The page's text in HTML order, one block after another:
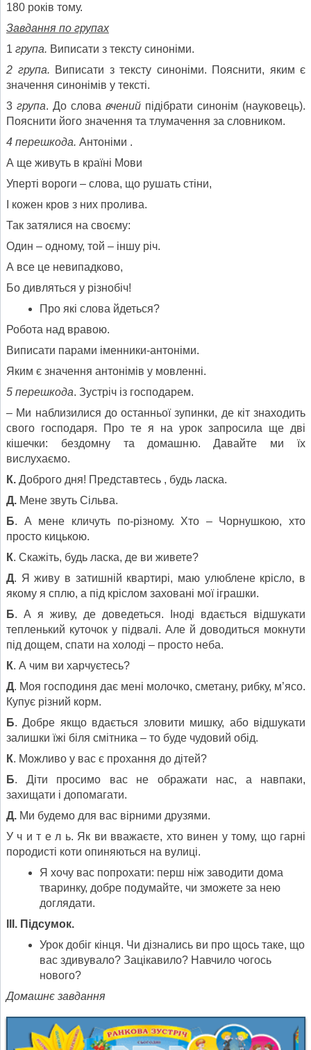
180 років тому.
Завдання по групах
1 група. Виписати з тексту синоніми.
2 група. Виписати з тексту синоніми. Пояснити, яким є
значення синонімів у тексті.
3 група. До слова вчений підібрати синонім (науковець).
Пояснити його значення та тлумачення за словником.
4 перешкода. Антоніми .
А ще живуть в країні Мови
Уперті вороги – слова, що рушать стіни,
І кожен кров з них пролива.
Так затялися на своєму:
Один – одному, той – іншу річ.
А все це невипадково,
Бо дивляться у різнобіч!
Про які слова йдеться?
Робота над вравою.
Виписати парами іменники-антоніми.
Яким є значення антонімів у мовленні.
5 перешкода. Зустріч із господарем.
– Ми наблизилися до останньої зупинки, де кіт знаходить
свого господаря. Про те я на урок запросила ще дві
кішечки: бездомну та домашню. Давайте ми їх
вислухаємо.
К. Доброго дня! Представтесь , будь ласка.
Д. Мене звуть Сільва.
Б. А мене кличуть по-різному. Хто – Чорнушкою, хто
просто кицькою.
К. Скажіть, будь ласка, де ви живете?
Д. Я живу в затишній квартирі, маю улюблене крісло, в
якому я сплю, а під кріслом заховані мої іграшки.
Б. А я живу, де доведеться. Іноді вдається відшукати
тепленький куточок у підвалі. Але й доводиться мокнути
під дощем, спати на холоді – просто неба.
К. А чим ви харчуєтесь?
Д. Моя господиня дає мені молочко, сметану, рибку, м’ясо.
Купує різний корм.
Б. Добре якщо вдається зловити мишку, або відшукати
залишки їжі біля смітника – то буде чудовий обід.
К. Можливо у вас є прохання до дітей?
Б. Діти просимо вас не ображати нас, а навпаки,
захищати і допомагати.
Д. Ми будемо для вас вірними друзями.
У ч и т е л ь. Як ви вважаєте, хто винен у тому, що гарні
породисті коти опиняються на вулиці.
Я хочу вас попрохати: перш ніж заводити дома
тваринку, добре подумайте, чи зможете за нею
доглядати.
III. Підсумок.
Урок добіг кінця. Чи дізнались ви про щось таке, що
вас здивувало? Зацікавило? Навчило чогось
нового?
Домашнє завдання